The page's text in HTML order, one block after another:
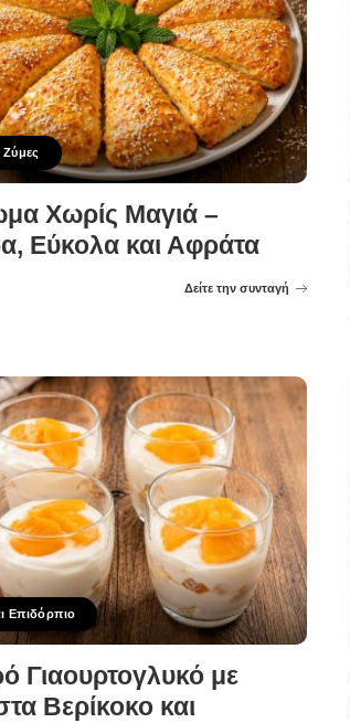
Ζύμες
Χωρίς Μαγιά –
Εύκολα και Αφράτα
Δείτε την συνταγή
Επιδόρπιο
Γιαουρτογλυκό με
Βερίκοκο και